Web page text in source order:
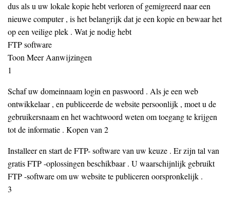
dus als u uw lokale kopie hebt verloren of gemigreerd naar een
nieuwe computer , is het belangrijk dat je een kopie en bewaar het
op een veilige plek . Wat je nodig hebt
FTP software
Toon Meer Aanwijzingen
1
Schaf uw domeinnaam login en paswoord . Als je een web
ontwikkelaar , en publiceerde de website persoonlijk , moet u de
gebruikersnaam en het wachtwoord weten om toegang te krijgen
tot de informatie . Kopen van 2
Installeer en start de FTP- software van uw keuze . Er zijn tal van
gratis FTP -oplossingen beschikbaar . U waarschijnlijk gebruikt
FTP -software om uw website te publiceren oorspronkelijk .
3